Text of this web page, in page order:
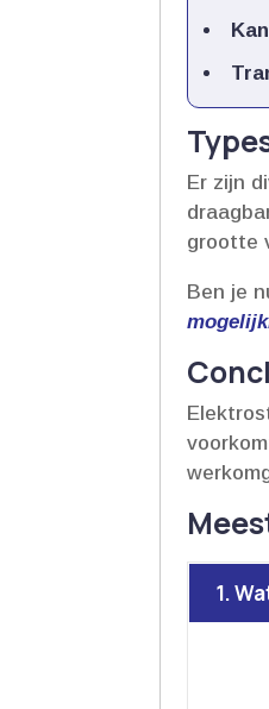
Er zijn
grootte
Ben je
1.